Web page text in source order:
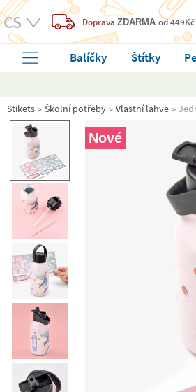
Doprava ZDARMA od 449Kč
Balíčky Štítky
Stikets Školní potřeby Vlastní lahve
Nové